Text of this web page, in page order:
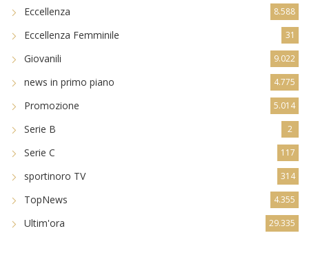
Eccellenza 8.588
Eccellenza Femminile 31
Giovanili 9.022
news in primo piano 4.775
Promozione 5.014
Serie B 2
Serie C 117
sportinoro TV 314
TopNews 4.355
Ultim'ora 29.335